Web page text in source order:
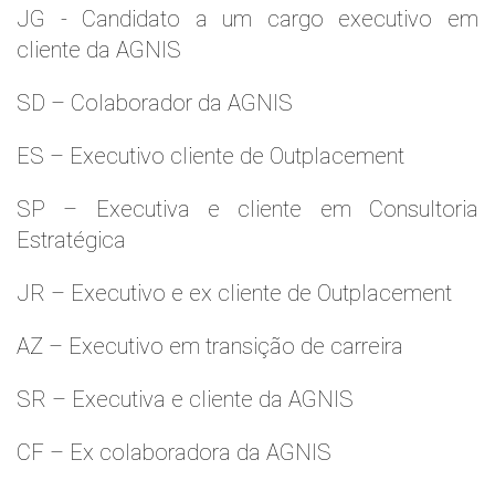
JG - Candidato a um cargo executivo em
cliente da AGNIS
SD – Colaborador da AGNIS
ES – Executivo cliente de Outplacement
SP – Executiva e cliente em Consultoria
Estratégica
JR – Executivo e ex cliente de Outplacement
AZ – Executivo em transição de carreira
SR – Executiva e cliente da AGNIS
CF – Ex colaboradora da AGNIS